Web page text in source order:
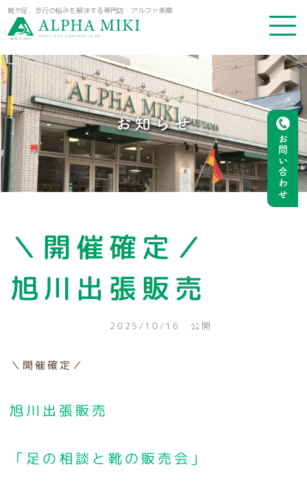
靴や足、歩行の悩みを解決する専門店・アルファ美輝
お問い合わせ
お知らせ
＼開催確定／
旭川出張販売
2025/10/16 公開
＼開催確定／
旭川出張販売
「足の相談と靴の販売会」